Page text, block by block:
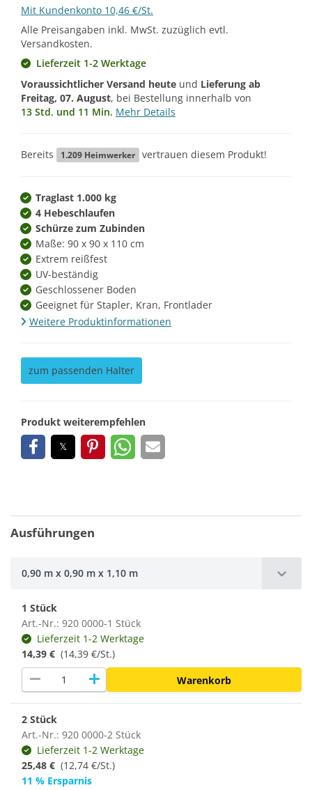
Mit Kundenkonto 10,46 €/St.
Alle Preisangaben inkl. MwSt. zuzüglich evtl.
Versandkosten.
Lieferzeit 1-2 Werktage
Voraussichtlicher Versand heute und Lieferung ab
Freitag, 07. August, bei Bestellung innerhalb von
13 Std. und 11 Min. Mehr Details
Bereits 1.209 Heimwerker vertrauen diesem Produkt!
Traglast 1.000 kg
4 Hebeschlaufen
Schürze zum Zubinden
Maße: 90 x 90 x 110 cm
Extrem reißfest
UV-beständig
Geschlossener Boden
Geeignet für Stapler, Kran, Frontlader
Weitere Produktinformationen
zum passenden Halter
Produkt weiterempfehlen
Ausführungen
0,90 m x 0,90 m x 1,10 m
1 Stück
Art.-Nr.: 920 0000-1 Stück
Lieferzeit 1-2 Werktage
14,39 € (14,39 €/St.)
remove add Warenkorb
2 Stück
Art.-Nr.: 920 0000-2 Stück
Lieferzeit 1-2 Werktage
25,48 € (12,74 €/St.)
11 % Ersparnis